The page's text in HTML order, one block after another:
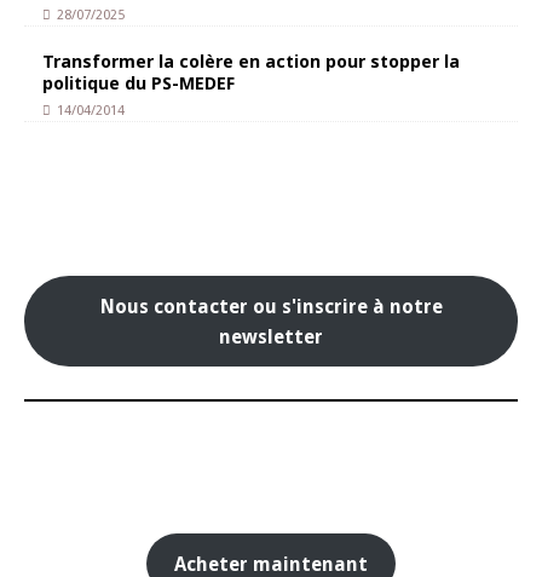
28/07/2025
Transformer la colère en action pour stopper la
politique du PS-MEDEF
14/04/2014
Nous contacter ou s'inscrire à notre
newsletter
Acheter maintenant